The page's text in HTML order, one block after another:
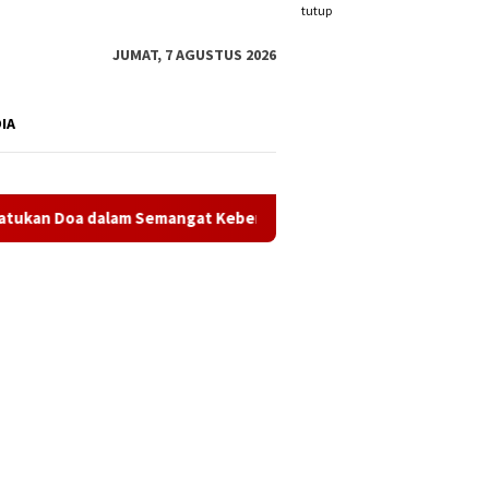
tutup
JUMAT, 7 AGUSTUS 2026
Semangat Kebersamaan